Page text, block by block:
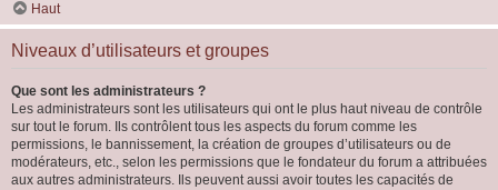
Haut
Niveaux d’utilisateurs et groupes
Que sont les administrateurs ?
Les administrateurs sont les utilisateurs qui ont le plus haut niveau de contrôle
sur tout le forum. Ils contrôlent tous les aspects du forum comme les
permissions, le bannissement, la création de groupes d’utilisateurs ou de
modérateurs, etc., selon les permissions que le fondateur du forum a attribuées
aux autres administrateurs. Ils peuvent aussi avoir toutes les capacités de